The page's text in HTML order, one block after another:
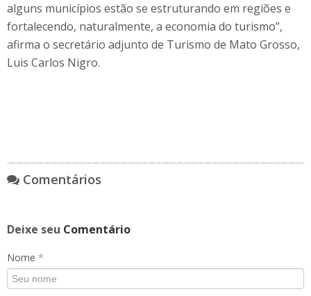
alguns municípios estão se estruturando em regiões e
fortalecendo, naturalmente, a economia do turismo”,
afirma o secretário adjunto de Turismo de Mato Grosso,
Luis Carlos Nigro.
Comentários
Deixe seu Comentário
Nome *